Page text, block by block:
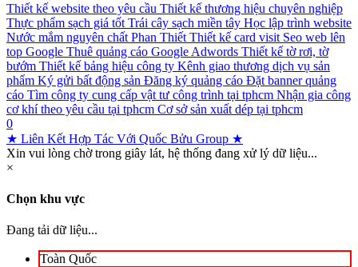
Thiết kế website theo yêu cầu Thiết kế thương hiệu chuyên nghiệp
Thực phẩm sạch giá tốt Trái cây sạch miền tây Học lập trình website
Nước mắm nguyên chất Phan Thiết Thiết kế card visit Seo web lên
top Google Thuê quảng cáo Google Adwords Thiết kế tờ rơi, tờ
bướm Thiết kế bảng hiệu công ty Kênh giao thương dịch vụ sản
phẩm Ký gửi bất động sản Đăng ký quảng cáo Đặt banner quảng
cáo Tìm công ty cung cấp vật tư công trình tại tphcm Nhận gia công
cơ khí theo yêu cầu tại tphcm Cơ sở sản xuất dép tại tphcm
0
★ Liên Kết Hợp Tác Với Quốc Bửu Group ★
Xin vui lòng chờ trong giây lát, hệ thống đang xử lý dữ liệu...
×
Chọn khu vực
Đang tải dữ liệu...
Toàn Quốc